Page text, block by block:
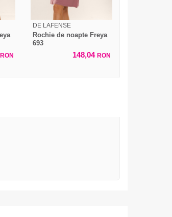
RON
DE LAFENSE
Rochie de noapte Freya
693
148,04 RON